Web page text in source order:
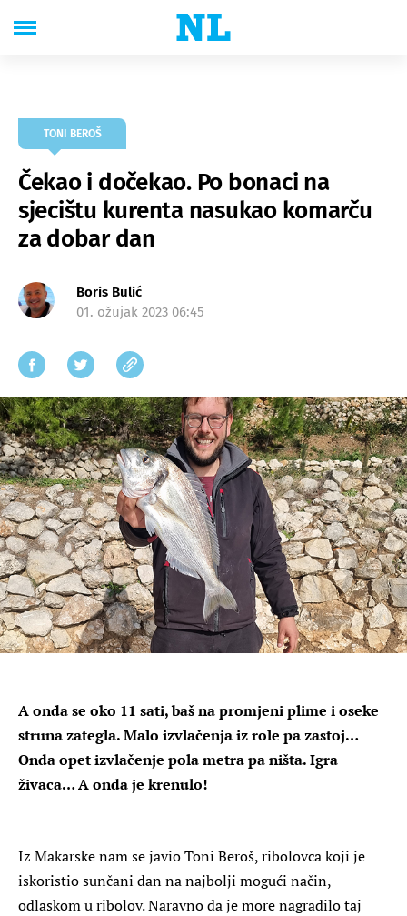
TONI BEROŠ
Čekao i dočekao. Po bonaci na
sjecištu kurenta nasukao komarču
za dobar dan
Boris Bulić
01. ožujak 2023 06:45
A onda se oko 11 sati, baš na promjeni plime i oseke
struna zategla. Malo izvlačenja iz role pa zastoj…
Onda opet izvlačenje pola metra pa ništa. Igra
živaca… A onda je krenulo!
Iz Makarske nam se javio Toni Beroš, ribolovca koji je
iskoristio sunčani dan na najbolji mogući način,
odlaskom u ribolov. Naravno da je more nagradilo taj